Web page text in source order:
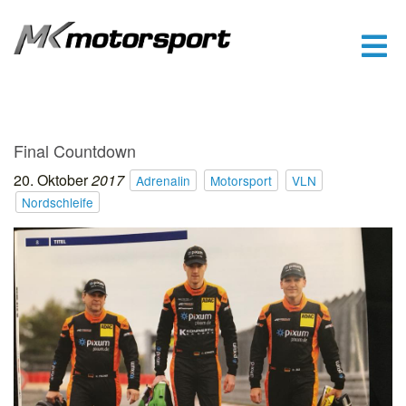
Final Countdown
20. Oktober2017 Adrenalin Motorsport
VLN
Nordschleife